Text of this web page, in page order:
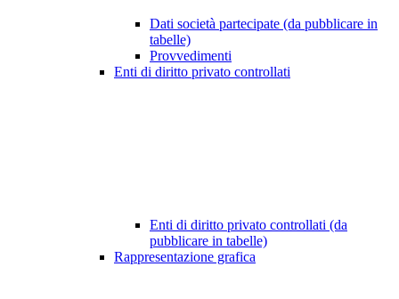
Dati società partecipate (da pubblicare in
tabelle)
Provvedimenti
Enti di diritto privato controllati
Enti di diritto privato controllati (da
pubblicare in tabelle)
Rappresentazione grafica